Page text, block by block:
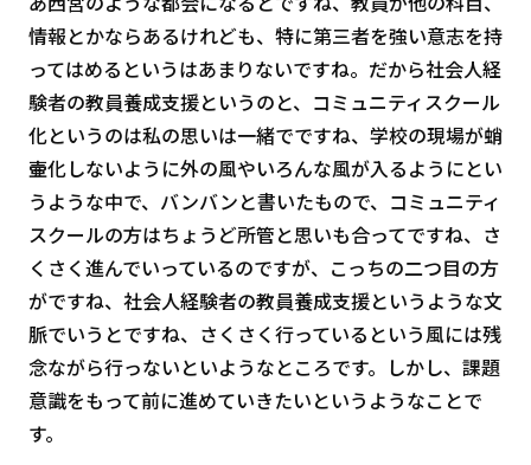
情報とかならあるけれども、特に第三者を強い意志を持
ってはめるというはあまりないですね。だから社会人経
験者の教員養成支援というのと、コミュニティスクール
化というのは私の思いは一緒でですね、学校の現場が蛸
壷化しないように外の風やいろんな風が入るようにとい
うような中で、バンバンと書いたもので、コミュニティ
スクールの方はちょうど所管と思いも合ってですね、さ
くさく進んでいっているのですが、こっちの二つ目の方
がですね、社会人経験者の教員養成支援というような文
脈でいうとですね、さくさく行っているという風には残
念ながら行っないといようなところです。しかし、課題
意識をもって前に進めていきたいというようなことで
す。